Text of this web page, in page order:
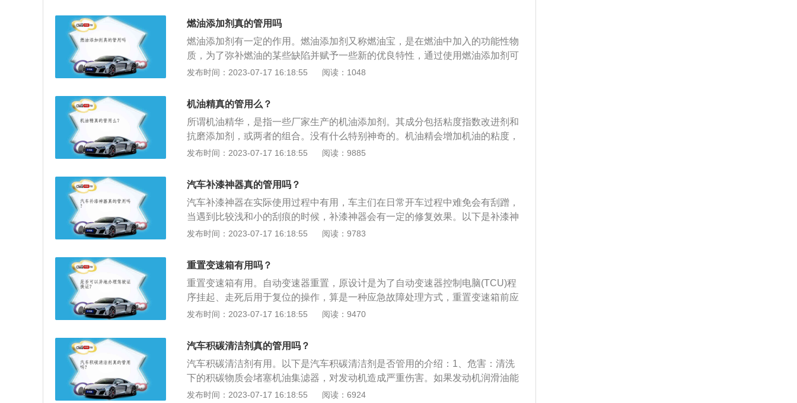
式，到底靠不靠谱，很多人都抱有怀疑态度。其实，补漆笔对于一些轻微损伤，
确实是有一定的效果，但可能存在一定的色差。也能代替专业汽车防锈漆，面对
面积大、受损较为严重的，也只能束手无策，而划痕修复剂也只能消除一些细微
划痕。所以，更建议到4S店或专业的维修店进行喷漆修补。
燃油添加剂真的管用吗
燃油添加剂有一定的作用。燃油添加剂又称燃油宝，是在燃油中加入的功能性物
质，为了弥补燃油的某些缺陷并赋予一些新的优良特性，通过使用燃油添加剂可
以起到一定的清洁积碳和油路的效果，这也是清洁型燃油添加剂的真正功效，通
剂的主要作用有提高燃烧效率，节约汽油，降低尾气排放，清洗喷油嘴沉积物，
保障发动机动力正常输出，清除积炭，清洁燃油系统，增强动力性能，改善雾
化，提高热效率，排除气缸工作压力下降、燃烧不完全和爆震等故障，消除黑
烟，降低排放，同时对发动机还有防腐、防锈、润滑，降低噪音，减少磨损，使
发动机长期保持清洁，延长发动机的使用寿命。
发布时间：2023-07-17 16:18:55 阅读：1048
机油精真的管用么？
所谓机油精华，是指一些厂家生产的机油添加剂。其成分包括粘度指数改进剂和
抗磨添加剂，或两者的组合。没有什么特别神奇的。机油精会增加机油的粘度，
这在某些情况下是有用的。改善机油燃烧是机油精的最大卖点，机油精可以真正
机油精，增加油的粘度，可使油不易进入燃烧室，从而减少油燃烧现象。发动机
对机油量有要求。一般来说，正常运转后关闭发动机15分钟，油位位于油尺的上
下限或稍高一点。如果发现油量不够，但没有油补充，此时可以添加机油精补
充。但是，应注意发动机机油浓缩物是一种增粘剂，不能大量使用或完全代替发
动机机油。
发布时间：2023-07-17 16:18:55 阅读：9885
汽车补漆神器真的管用吗？
汽车补漆神器在实际使用过程中有用，车主们在日常开车过程中难免会有刮蹭，
当遇到比较浅和小的刮痕的时候，补漆神器会有一定的修复效果。以下是补漆神
器的优缺点。优点：车主们可以自助的完成简单的修补工作，花费较小，不用担
色差，而且在面对刮蹭面积大，受损较重的时候补漆神器也是无能为力，这个时
发布时间：2023-07-17 16:18:55 阅读：9783
重置变速箱有用吗？
重置变速箱有用。自动变速器重置，原设计是为了自动变速器控制电脑(TCU)程
序挂起、走死后用于复位的操作，算是一种应急故障处理方式，重置变速箱前应
查询变速箱控制单元，确保没有故障代码，如有故障代码则无法重置变速箱记忆
中，驾驶员按行驶过程的需要操控油门踏板，自动变速器即可根据发动机负荷和
汽车的运行工况，自动换入不同挡位工作。自动变速箱是相对于手动变速箱而出
现的一种能够自动根据汽车车速和发动机转速来进行自动换挡操纵的变速装置。
目前汽车自动变速箱常见的有四种型式，分别是液力自动变速箱(AT)、机械无级
自动变速箱(CVT)、电控机械自动变速箱(AMT)和双离合自动变速箱。
发布时间：2023-07-17 16:18:55 阅读：9470
汽车积碳清洁剂真的管用吗？
汽车积碳清洁剂有用。以下是汽车积碳清洁剂是否管用的介绍：1、危害：清洗
下的积碳物质会堵塞机油集滤器，对发动机造成严重伤害。如果发动机润滑油能
够经常按照要求进行更换，一般燃油系统的积碳不会太多。2、简介：燃油积碳
发布时间：2023-07-17 16:18:55 阅读：6924